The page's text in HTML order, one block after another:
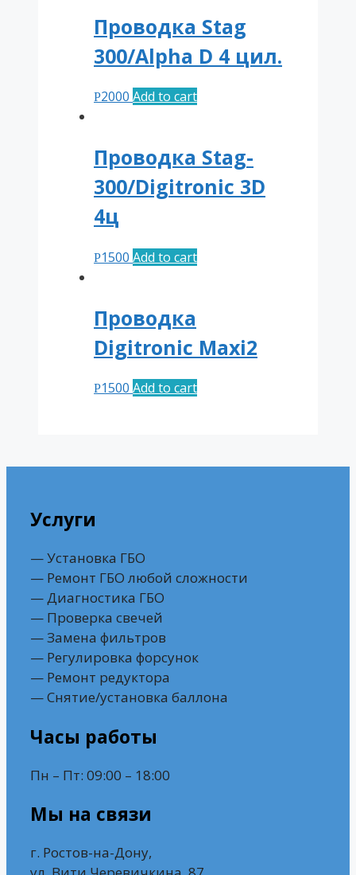
Проводка Stag
300/Alpha D 4 цил.
Р2000 Add to cart
Проводка Stag-
300/Digitronic 3D
4ц
Р1500 Add to cart
Проводка
Digitronic Maxi2
Р1500 Add to cart
Услуги
— Установка ГБО
— Ремонт ГБО любой сложности
— Диагностика ГБО
— Проверка свечей
— Замена фильтров
— Регулировка форсунок
— Ремонт редуктора
— Снятие/установка баллона
Часы работы
Пн – Пт: 09:00 – 18:00
Мы на связи
г. Ростов-на-Дону,